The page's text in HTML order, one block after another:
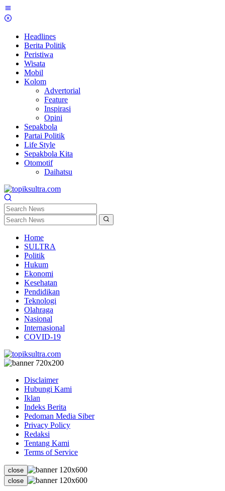
Skip
to
Headlines
Berita Politik
Peristiwa
Wisata
Mobil
Kolom
Advertorial
Feature
Inspirasi
Opini
Sepakbola
Partai Politik
Life Style
Sepakbola Kita
Otomotif
Daihatsu
Home
SULTRA
Politik
Hukum
Ekonomi
Kesehatan
Pendidikan
Teknologi
Olahraga
Nasional
Internasional
COVID-19
Disclaimer
Hubungi Kami
Iklan
Indeks Berita
Pedoman Media Siber
Privacy Policy
Redaksi
Tentang Kami
Terms of Service
close
close